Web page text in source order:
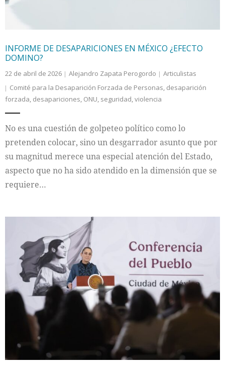
INFORME DE DESAPARICIONES EN MÉXICO ¿EFECTO
DOMINO?
22 de abril de 2026 Alejandro Zapata Perogordo
Articulistas
Comité para la Desaparición Forzada de Personas desaparición
forzada desapariciones ONU seguridad violencia
No es una cuestión de golpeteo político como lo
pretenden colocar, sino un desgarrador asunto que por
su magnitud merece una especial atención del Estado,
aspecto que no ha sido atendido en la dimensión que se
requiere…